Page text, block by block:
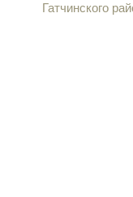
Гатчинского